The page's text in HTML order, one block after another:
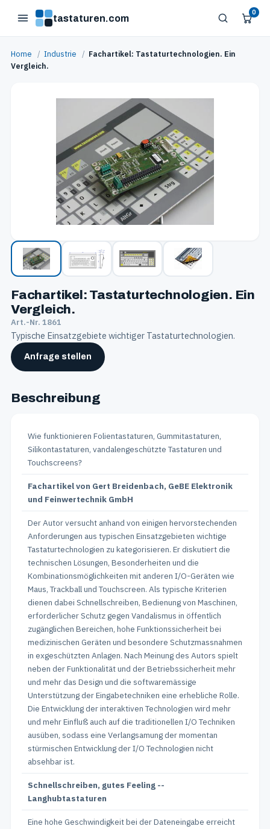
tastaturen.com
0
Home / Industrie / Fachartikel: Tastaturtechnologien. Ein
Vergleich.
Fachartikel: Tastaturtechnologien. Ein
Vergleich.
Art.-Nr. 1861
Typische Einsatzgebiete wichtiger Tastaturtechnologien.
Anfrage stellen
Beschreibung
Wie funktionieren Folientastaturen, Gummitastaturen,
Silikontastaturen, vandalengeschützte Tastaturen und
Touchscreens?
Fachartikel von Gert Breidenbach, GeBE Elektronik
und Feinwertechnik GmbH
Der Autor versucht anhand von einigen hervorstechenden
Anforderungen aus typischen Einsatzgebieten wichtige
Tastaturtechnologien zu kategorisieren. Er diskutiert die
technischen Lösungen, Besonderheiten und die
Kombinationsmöglichkeiten mit anderen I/O-Geräten wie
Maus, Trackball und Touchscreen. Als typische Kriterien
dienen dabei Schnellschreiben, Bedienung von Maschinen,
erforderlicher Schutz gegen Vandalismus in öffentlich
zugänglichen Bereichen, hohe Funktionssicherheit bei
medizinischen Geräten und besondere Schutzmassnahmen
in exgeschützten Anlagen. Nach Meinung des Autors spielt
neben der Funktionalität und der Betriebssicherheit mehr
und mehr das Design und die softwaremässige
Unterstützung der Eingabetechniken eine erhebliche Rolle.
Die Entwicklung der interaktiven Technologien wird mehr
und mehr Einfluß auch auf die traditionellen I/O Techniken
ausüben, sodass eine Verlangsamung der momentan
stürmischen Entwicklung der I/O Technologien nicht
absehbar ist.
Schnellschreiben, gutes Feeling --
Langhubtastaturen
Eine hohe Geschwindigkeit bei der Dateneingabe erreicht